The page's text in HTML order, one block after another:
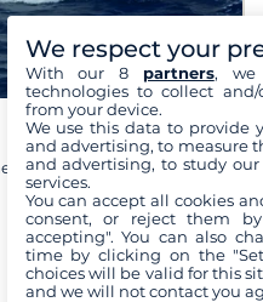
8,0 / 10
ab 1 348 €
We respect your
With our 8 partners, we
technologies to collect
from your device.
We use this data to provide
and advertising, to measure
and advertising, to study
services.
You can accept all cookies
consent, or reject them
accepting". You can also
time by clicking on the
choices will be valid for this
and we will not contact you